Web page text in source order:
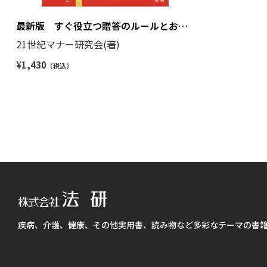
最新版 すぐ役立つ贈答のルールとお金
の事典
21世紀マナー研究会(著)
¥1,430
疾病、介護、健康、その他実用書、読み物など多彩なテーマの書